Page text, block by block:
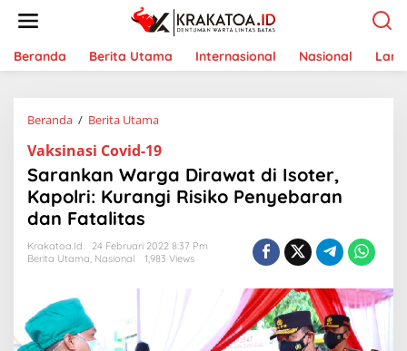
t
Beranda Berita Utama Internasional Nasional
Beranda / Berita Utama
r
a
n
k
W
a
Vaksinasi Covid-19
Sarankan Warga Dirawat di Isoter,
Kapolri: Kurangi Risiko Penyebaran
dan Fatalitas
Krakatoa.id
24 Februari 2022 8:37 Pm
Berita Utama, Nasional 1,983 Views